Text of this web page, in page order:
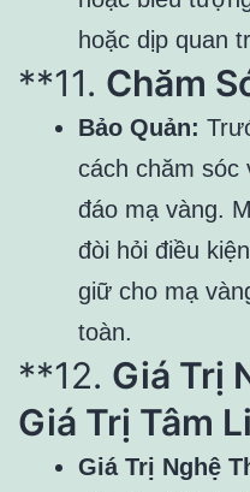
hoặc dịp quan
**11. Chăm
Bảo Quản:
cách chăm sóc
đáo mạ vàng.
đòi hỏi điều
giữ cho mạ
toàn.
**12. Giá Trị
Giá Trị Tâm
Giá Trị Nghệ